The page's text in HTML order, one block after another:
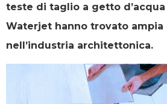
teste di taglio a getto d’acqua
Waterjet hanno trovato ampia
nell’industria architettonica.